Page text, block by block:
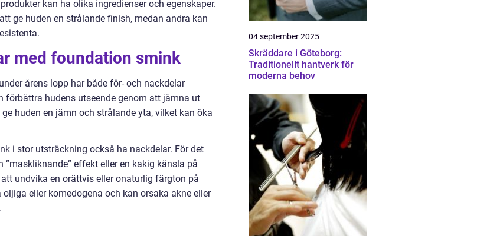
kan ha olika ingredienser och egenskaper.
ge huden en strålande finish, medan andra kan
med foundation smink
årens lopp har både för- och nackdelar
hudens utseende genom att jämna ut
huden en jämn och strålande yta, vilket kan öka
i stor utsträckning också ha nackdelar. För det
effekt eller en kakig känsla på
undvika en orättvis eller onaturlig färgton på
eller komedogena och kan orsaka akne eller
04 september 2025
Skräddare i Göteborg:
Traditionellt hantverk för
moderna behov